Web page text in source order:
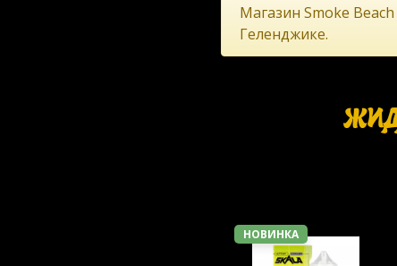
Магазин Smoke
Геленджике.
НОВИНКА